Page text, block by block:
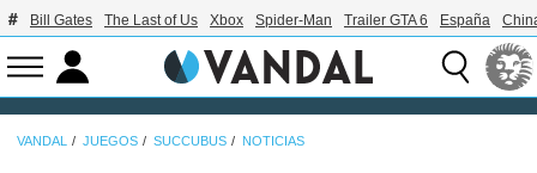
Bill Gates The Last of Us Xbox Spider-Man Trailer GTA 6 España
VANDAL JUEGOS SUCCUBUS NOTICIAS